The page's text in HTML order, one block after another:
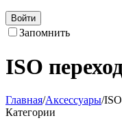
Войти
Запомнить
ISO
Главная/Аксессуары/
Категории